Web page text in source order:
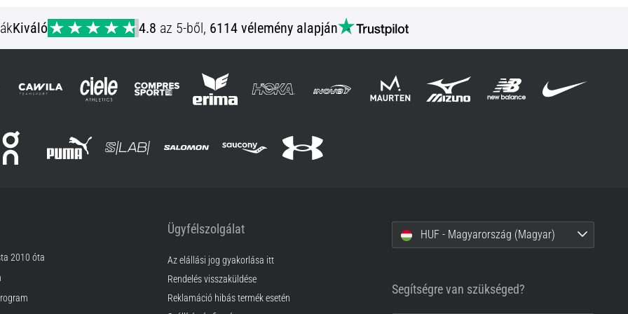
Kiváló 4.8 az 5-ből, 6114 vélemény alapján
2010 óta
Ügyfélszolgálat
Az elállási jog gyakorlása itt
Rendelés visszaküldése
Reklamáció hibás termék esetén
HUF - Magyarország (Magyar)
Segítségre van szükséged?